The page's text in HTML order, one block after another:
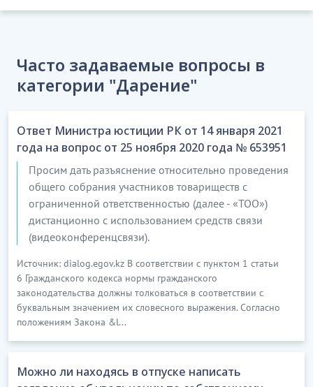
Часто задаваемые вопросы в
категории "Дарение"
Ответ Министра юстиции РК от 14 января 2021
года на вопрос от 25 ноября 2020 года № 653951
Просим дать разъяснение относительно проведения
общего собрания участников товариществ с
ограниченной ответственностью (далее - «ТОО»)
дистанционно с использованием средств связи
(видеоконференцсвязи).
Источник: dialog.egov.kz В соответствии с пунктом 1 статьи
6 Гражданского кодекса нормы гражданского
законодательства должны толковаться в соответствии с
буквальным значением их словесного выражения. Согласно
положениям Закона &l...
Можно ли находясь в отпуске написать